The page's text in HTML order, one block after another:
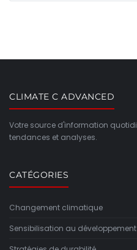
CLIMATE C ADVANCED
Votre source d'information
tendances et analyses.
CATÉGORIES
Changement climatique
Sensibilisation au